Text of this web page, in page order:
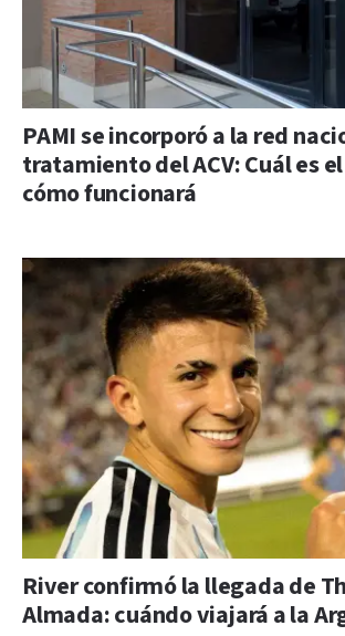
PAMI se incorporó a la red
tratamiento del ACV: Cuál es
cómo funcionará
River confirmó la llegada de
Almada: cuándo viajará a la